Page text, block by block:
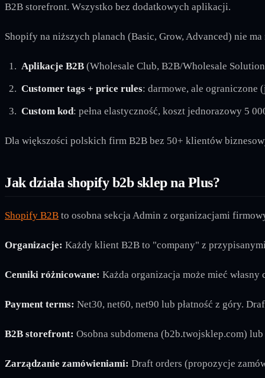
B2B storefront. Wszystko bez dodatkowych aplikacji.
Shopify na niższych planach (Basic, Grow, Advanced) nie
Aplikacje B2B (Wholesale Club, B2B/Wholesale
Customer tags + price rules: darmowe, ale ograniczone
Custom kod: pełna elastyczność, koszt jednorazowy 5
Dla większości polskich firm B2B bez 50+ klientów
Jak działa shopify b2b sklep na Plus?
Shopify B2B to osobna sekcja Admin z organizacjami
Organizacje: Każdy klient B2B to "company" z
Cenniki różnicowane: Każda organizacja może mieć
Payment terms: Net30, net60, net90 lub płatność z góry.
B2B storefront: Osobna subdomena (b2b.twojsklep.com)
Zarządzanie zamówieniami: Draft orders (propozycje